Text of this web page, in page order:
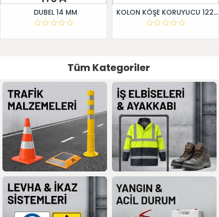
DUBEL 14 MM KOLON KÖŞE KORUYUCU 12295 UB R
Tüm Kategoriler